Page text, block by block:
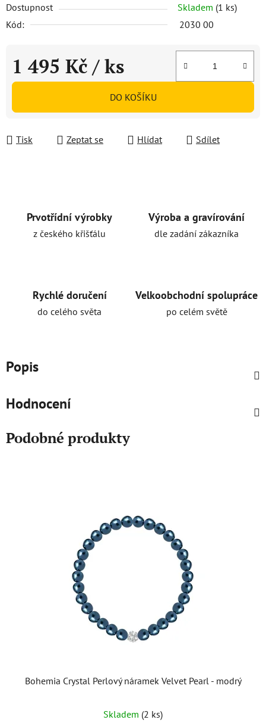
Dostupnost Skladem (1 ks)
Kód:
2030 00
1 495 Kč / ks
Měrná cena:
DO KOŠÍKU
Tisk Zeptat se Hlídat Sdílet
Prvotřídní výrobky
z českého křišťálu
Výroba a gravírování
dle zadání zákazníka
Rychlé doručení
do celého světa
Velkoobchodní spolupráce
po celém světě
Popis
Hodnocení
Podobné produkty
Bohemia Crystal Perlový náramek Velvet Pearl - modrý
Skladem (2 ks)